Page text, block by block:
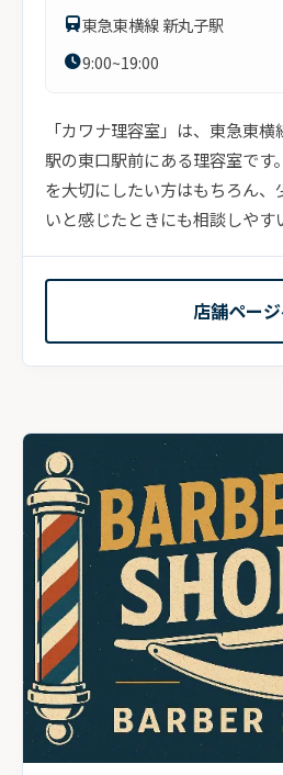
東急東横線 新丸子駅
9:00~19:00
「カワナ理容室」は、東急東横
駅の東口駅前にある理容室です
を大切にしたい方はもちろん、
いと感じたときにも相談しやす
店舗ペー